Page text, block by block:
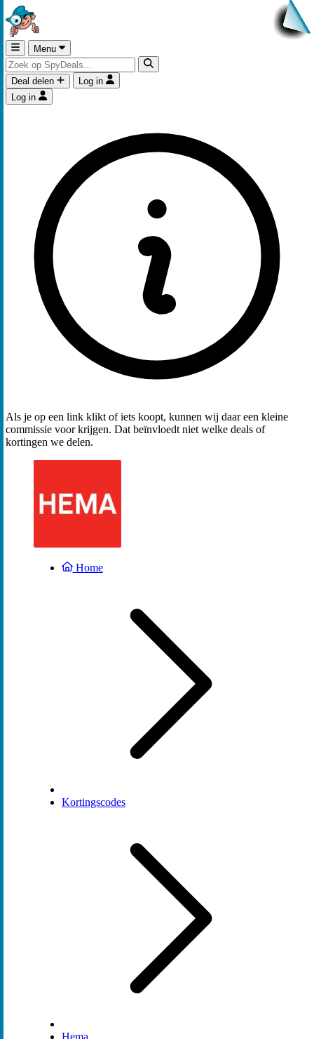
Menu
Deal delen
Log in
Log in
Als je op een link klikt of iets koopt, kunnen wij daar een kleine
commissie voor krijgen. Dat beïnvloedt niet welke deals of
kortingen we delen.
Home
Kortingscodes
Hema